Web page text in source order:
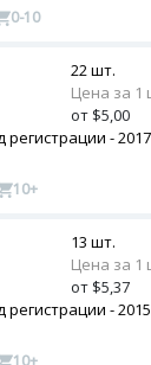
0-10
-
10+
22 шт.
Цена за 1
от $5,00
-
10+
13 шт.
Цена за 1
от $5,37